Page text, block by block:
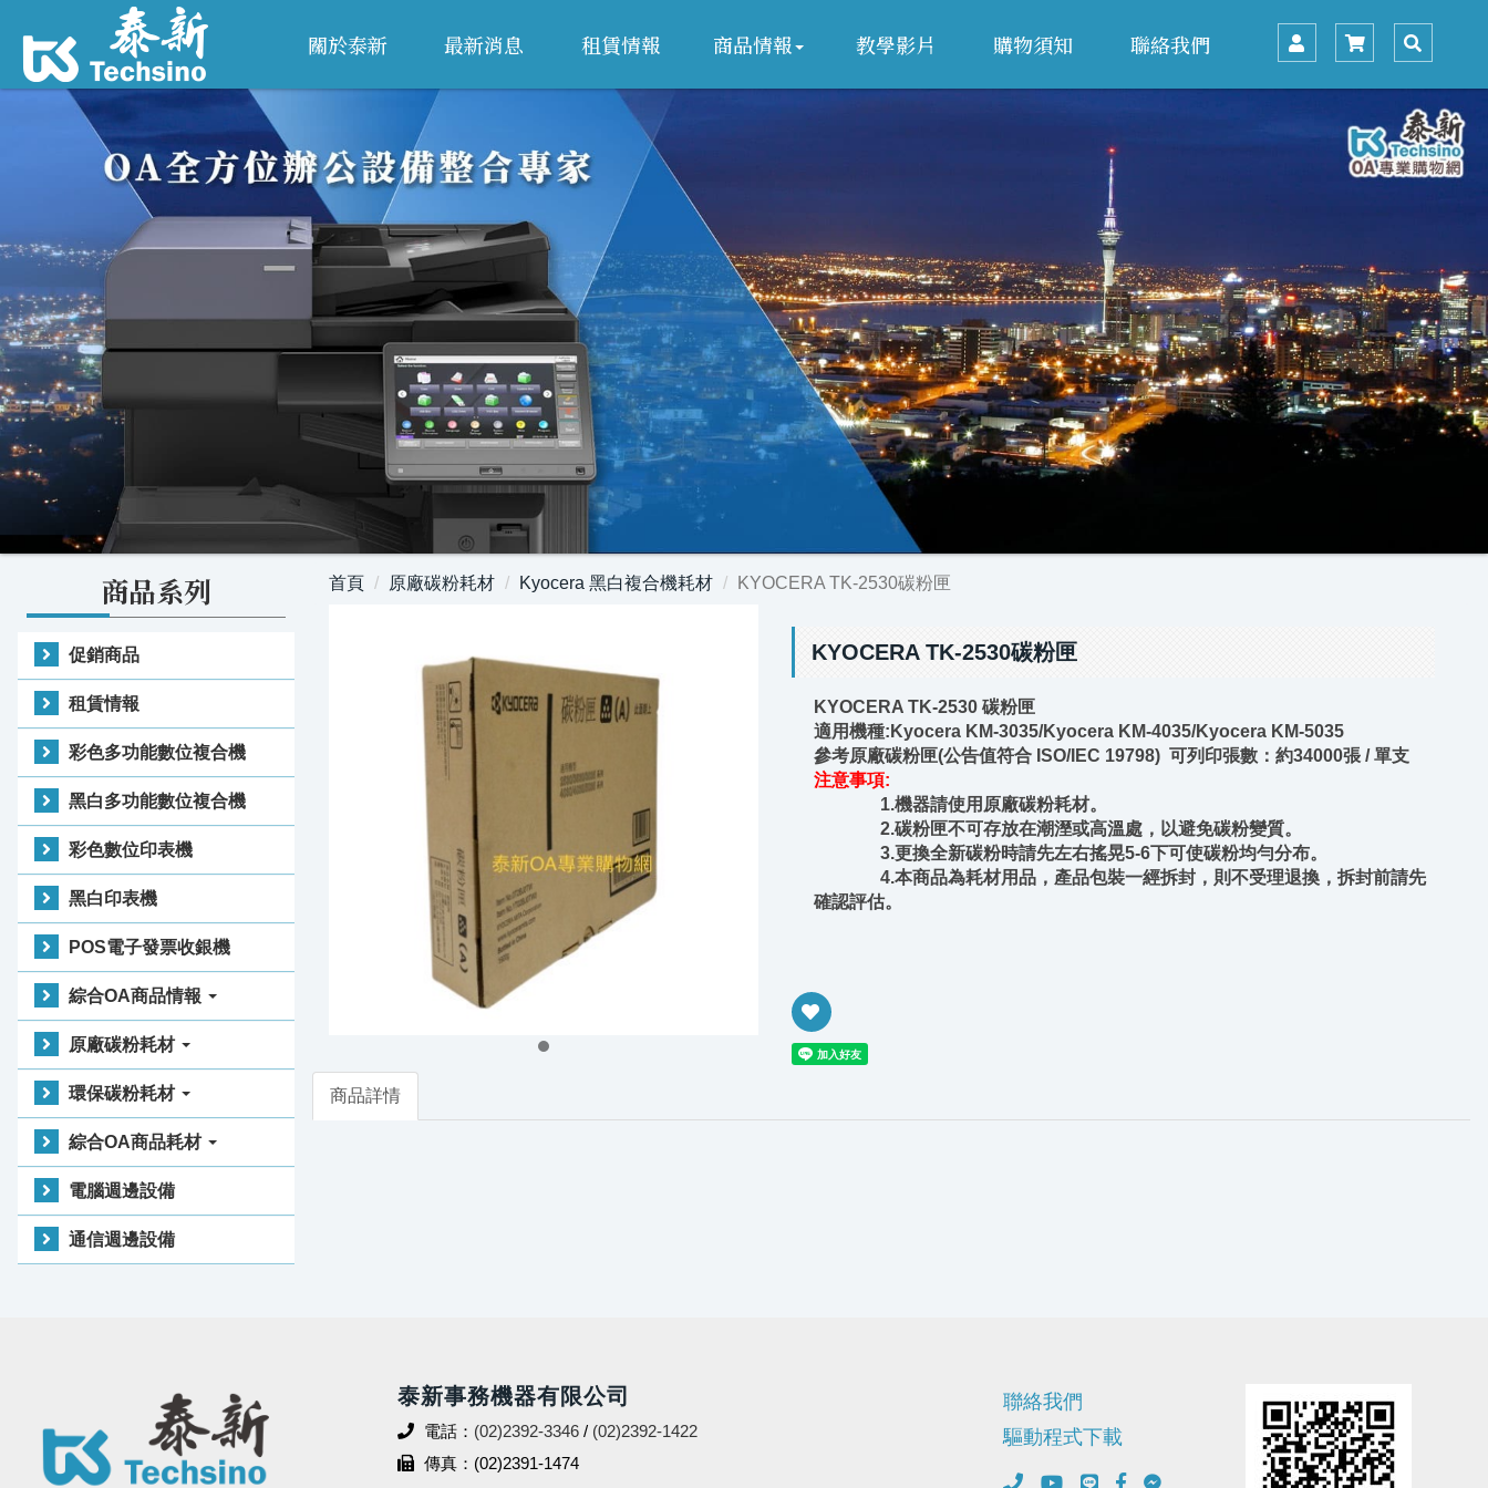
關於泰新 最新消息 租賃情報 商品情報 教學影片 購物須知 聯絡我們
商品系列
促銷商品
租賃情報
彩色多功能數位複合機
黑白多功能數位複合機
彩色數位印表機
黑白印表機
POS電子發票收銀機
綜合OA商品情報
原廠碳粉耗材
環保碳粉耗材
綜合OA商品耗材
電腦週邊設備
通信週邊設備
首頁 原廠碳粉耗材 Kyocera 黑白複合機耗材 KYOCERA TK-2530碳粉匣
KYOCERA TK-2530碳粉匣
KYOCERA TK-2530 碳粉匣
適用機種:Kyocera KM-3035/Kyocera KM-4035/Kyocera KM-5035
參考原廠碳粉匣(公告值符合 ISO/IEC 19798)可列印張數：約34000張 / 單支
注意事項:
1.機器請使用原廠碳粉耗材。
2.碳粉匣不可存放在潮溼或高溫處，以避免碳粉變質。
3.更換全新碳粉時請先左右搖晃5-6下可使碳粉均勻分布。
4.本商品為耗材用品，產品包裝一經拆封，則不受理退換，拆封前請先
確認評估。
新增到收藏夾
商品詳情
泰新事務機器有限公司
電話： (02)2392-3346/ (02)2392-1422
傳真：(02)2391-1474
聯絡我們
驅動程式下載